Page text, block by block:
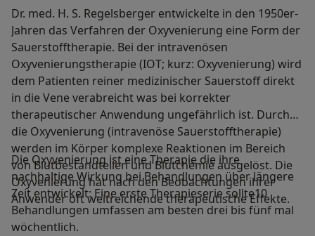
Dr. med. H. S. Regelsberger entwickelte in den 1950er-
Jahren das Verfahren der Oxyvenierung eine Form der
Sauerstofftherapie. Bei der intravenösen
Oxyvenierungstherapie (IOT; kurz: Oxyvenierung) wird
dem Patienten reiner medizinischer Sauerstoff direkt
in die Vene verabreicht was bei korrekter
therapeutischer Anwendung ungefährlich ist. Durch
die Oxyvenierung (intravenöse Sauerstofftherapie)
werden im Körper komplexe Reaktionen im Bereich
von Blutbestandteilen und Blutchemie ausgelöst. Die
Oxyvenierung hat nach den Beobachtungen ihrer
Anwender oft weitreichende therapeutische Effekte.
Die Oxyvenierung ist eine Therapie die ihre
nachhaltige Wirkung bei Behandlungen über längere
Zeit entwickelt: Eine erste Therapieserie sollte10
Behandlungen umfassen am besten drei bis fünf mal
wöchentlich.